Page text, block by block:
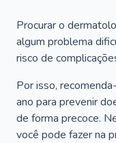
Procurar o
algum problema
risco de
Por isso,
ano para prevenir
de forma precoce.
você pode fazer na